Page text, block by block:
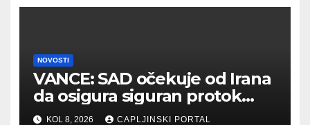
NOVOSTI
VANCE: SAD očekuje od Irana
da osigura siguran protok
nafte kroz Hormuški moreuz
KOL 8, 2026 CAPLJINSKI PORTAL